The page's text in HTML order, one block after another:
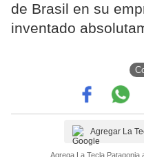
de Brasil en su
inventado
Agregar La
Agrega La Tecla Patagonia